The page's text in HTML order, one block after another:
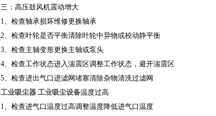
三：高压鼓风机震动增大
1、检查轴承损坏维修更换轴承
2、检查叶轮是否平衡清除叶轮中异物或校动静平衡
3、检查主轴变形更换主轴或泵头
4、检查工作状态进入湍震区调整工作状态，避开湍震区
5、检查进出气口进滤网堵塞清除杂物清洗过滤网
工业吸尘器 工业吸尘设备温度过高
1、检查进气口温度过高调整温度降低进气口温度